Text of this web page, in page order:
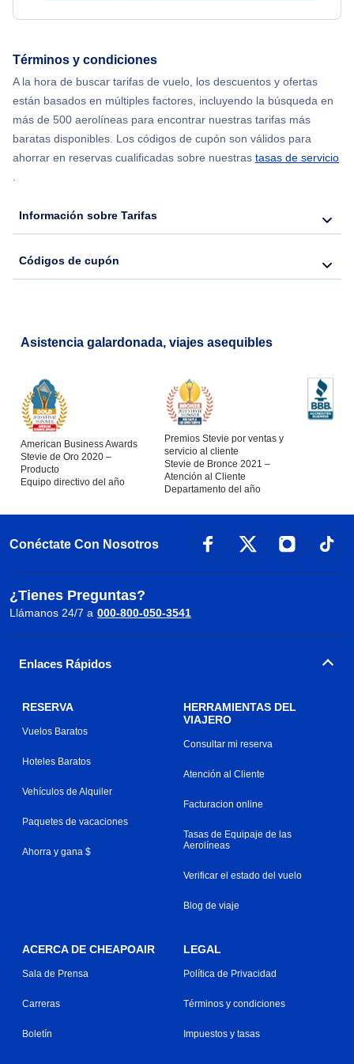
Flights from Nueva York to Hong Kong
Flights from Nueva York to Seúl
Términos y condiciones
A la hora de buscar tarifas de vuelo, los descuentos y ofertas
están basados en múltiples factores, incluyendo la búsqueda en
más de 500 aerolíneas para encontrar nuestras tarifas más
baratas disponibles. Los códigos de cupón son válidos para
ahorrar en reservas cualificadas sobre nuestras tasas de servicio
.
Información sobre Tarifas
Códigos de cupón
Asistencia galardonada, viajes asequibles
American Business Awards
Stevie de Oro 2020 –
Producto
Equipo directivo del año
Premios Stevie por ventas y
servicio al cliente
Stevie de Bronce 2021 –
Atención al Cliente
Departamento del año
Conéctate Con Nosotros
¿Tienes Preguntas?
Llámanos 24/7 a 000-800-050-3541
Enlaces Rápidos
RESERVA
Vuelos Baratos
Hoteles Baratos
Vehículos de Alquiler
Paquetes de vacaciones
Ahorra y gana $
HERRAMIENTAS DEL
VIAJERO
Consultar mi reserva
Atención al Cliente
Facturacion online
Tasas de Equipaje de las
Aerolíneas
Verificar el estado del vuelo
Blog de viaje
ACERCA DE CHEAPOAIR
Sala de Prensa
Carreras
Boletín
LEGAL
Política de Privacidad
Términos y condiciones
Impuestos y tasas